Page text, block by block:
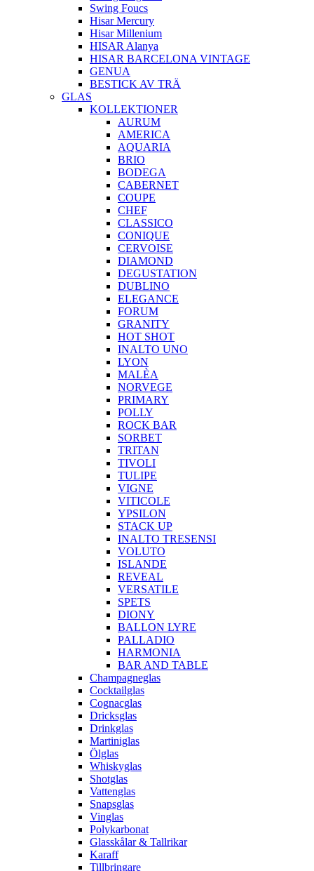
Swing Foucs
Hisar Mercury
Hisar Millenium
HISAR Alanya
HISAR BARCELONA VINTAGE
GENUA
BESTICK AV TRÄ
GLAS
KOLLEKTIONER
AURUM
AMERICA
AQUARIA
BRIO
BODEGA
CABERNET
COUPE
CHEF
CLASSICO
CONIQUE
CERVOISE
DIAMOND
DEGUSTATION
DUBLINO
ELEGANCE
FORUM
GRANITY
HOT SHOT
INALTO UNO
LYON
MALÈA
NORVEGE
PRIMARY
POLLY
ROCK BAR
SORBET
TRITAN
TIVOLI
TULIPE
VIGNE
VITICOLE
YPSILON
STACK UP
INALTO TRESENSI
VOLUTO
ISLANDE
REVEAL
VERSATILE
SPETS
DIONY
BALLON LYRE
PALLADIO
HARMONIA
BAR AND TABLE
Champagneglas
Cocktailglas
Cognacglas
Dricksglas
Drinkglas
Martiniglas
Ölglas
Whiskyglas
Shotglas
Vattenglas
Snapsglas
Vinglas
Polykarbonat
Glasskålar & Tallrikar
Karaff
Tillbringare